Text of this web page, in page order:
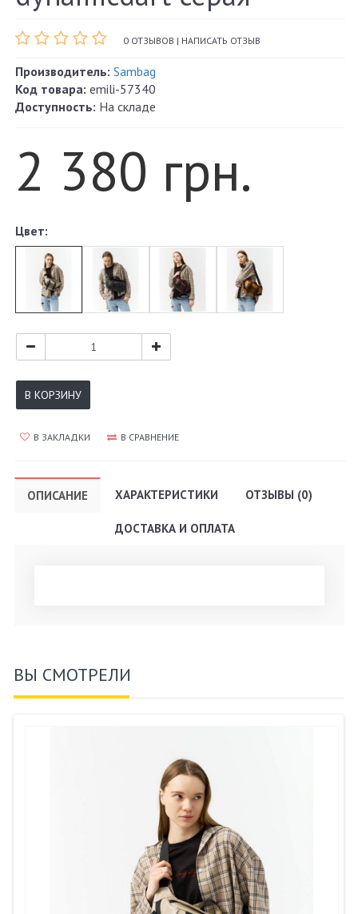
0 ОТЗЫВОВ | НАПИСАТЬ ОТЗЫВ
Производитель: Sambag
Код товара: emili-57340
Доступность: На складе
2 380 грн.
Цвет:
В КОРЗИНУ
В ЗАКЛАДКИ В СРАВНЕНИЕ
ОПИСАНИЕ ХАРАКТЕРИСТИКИ ОТЗЫВЫ (0)
ДОСТАВКА И ОПЛАТА
ВЫ СМОТРЕЛИ